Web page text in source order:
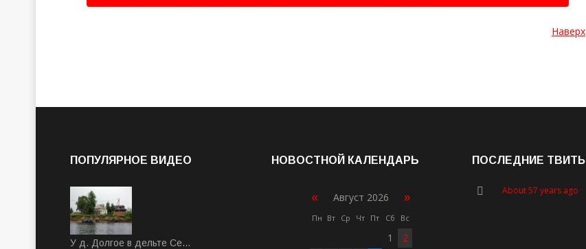
Наверх
ПОПУЛЯРНОЕ ВИДЕО
У д. Долгое в дельте Се…
НОВОСТНОЙ КАЛЕНДАРЬ
« Август 2026 »
Пн Вт Ср Чт Пт Сб Вс
1
2
ПОСЛЕДНИЕ ТВИТЫ
About 57 years ago